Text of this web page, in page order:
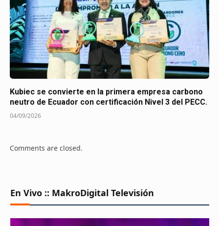
Kubiec se convierte en la primera empresa carbono
neutro de Ecuador con certificación Nivel 3 del PECC.
04/09/2026
Comments are closed.
En Vivo :: MakroDigital Televisión